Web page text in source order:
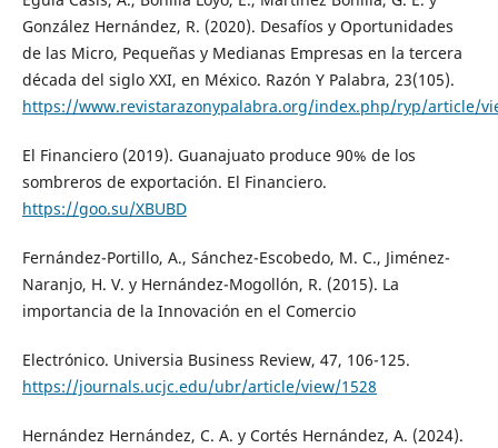
González Hernández, R. (2020). Desafíos y Oportunidades
de las Micro, Pequeñas y Medianas Empresas en la tercera
década del siglo XXI, en México. Razón Y Palabra, 23(105).
https://www.revistarazonypalabra.org/index.php/ryp/article/
El Financiero (2019). Guanajuato produce 90% de los
sombreros de exportación. El Financiero.
https://goo.su/XBUBD
Fernández-Portillo, A., Sánchez-Escobedo, M. C., Jiménez-
Naranjo, H. V. y Hernández-Mogollón, R. (2015). La
importancia de la Innovación en el Comercio
Electrónico. Universia Business Review, 47, 106-125.
https://journals.ucjc.edu/ubr/article/view/1528
Hernández Hernández, C. A. y Cortés Hernández, A. (2024).